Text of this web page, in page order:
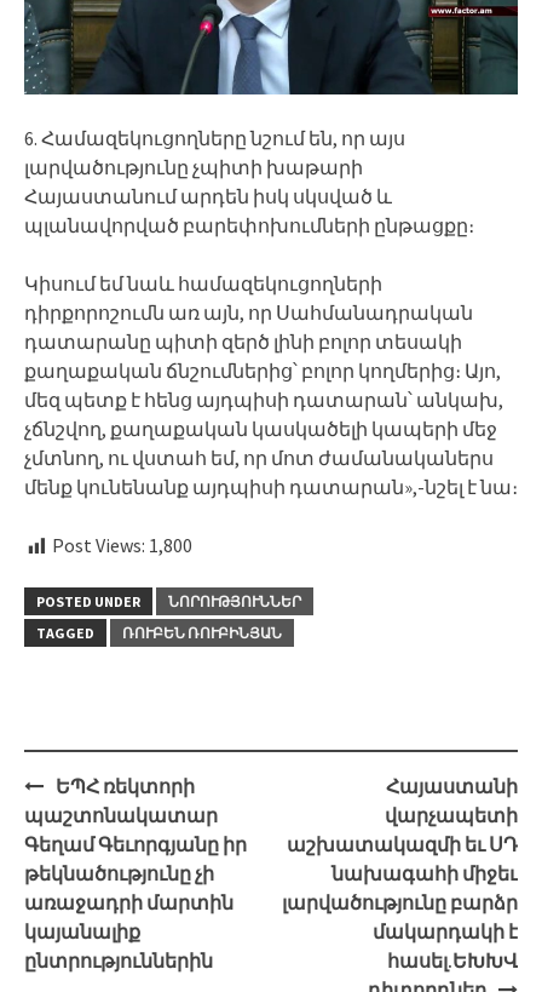
6. Համազեկուցողները նշում են, որ այս
լարվածությունը չպիտի խաթարի
Հայաստանում արդեն իսկ սկսված և
պլանավորված բարեփոխումների ընթացքը։
Կիսում եմ նաև համազեկուցողների
դիրքորոշումն առ այն, որ Սահմանադրական
դատարանը պիտի զերծ լինի բոլոր տեսակի
քաղաքական ճնշումներից՝ բոլոր կողմերից։ Այո,
մեզ պետք է հենց այդպիսի դատարան՝ անկախ,
չճնշվող, քաղաքական կասկածելի կապերի մեջ
չմտնող, ու վստահ եմ, որ մոտ ժամանականերս
մենք կունենանք այդպիսի դատարան»,-նշել է նա։
Post Views: 1,800
POSTED UNDER
ՆՈՐՈՒԹՅՈՒՆՆԵՐ
TAGGED
ՌՈՒԲԵՆ ՌՈՒԲԻՆՅԱՆ
Post
navigation
ԵՊՀ ռեկտորի
պաշտոնակատար
Գեղամ Գեւորգյանը իր
թեկնածությունը չի
առաջադրի մարտին
կայանալիք
ընտրություններին
Հայաստանի
վարչապետի
աշխատակազմի եւ ՍԴ
նախագահի միջեւ
լարվածությունը բարձր
մակարդակի է
հասել.ԵԽԽՎ